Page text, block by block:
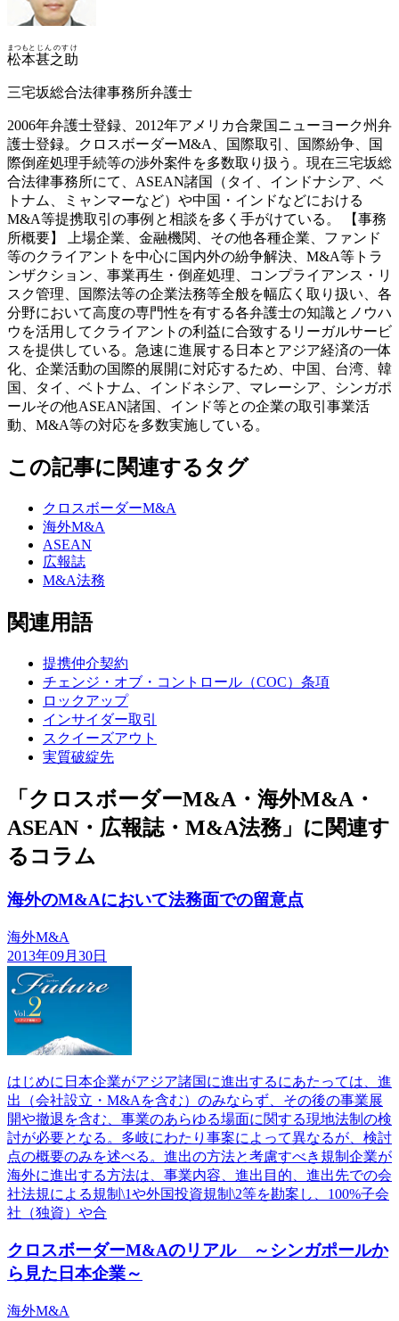
松本
まつもと
甚之助
じんのすけ
三宅坂総合法律事務所弁護士
2006年弁護士登録、2012年アメリカ合衆国ニューヨーク州弁
護士登録。クロスボーダーM&A、国際取引、国際紛争、国
際倒産処理手続等の渉外案件を多数取り扱う。現在三宅坂総
合法律事務所にて、ASEAN諸国（タイ、インドナシア、ベ
トナム、ミャンマーなど）や中国・インドなどにおける
M&A等提携取引の事例と相談を多く手がけている。 【事務
所概要】 上場企業、金融機関、その他各種企業、ファンド
等のクライアントを中心に国内外の紛争解決、M&A等トラ
ンザクション、事業再生・倒産処理、コンプライアンス・リ
スク管理、国際法等の企業法務等全般を幅広く取り扱い、各
分野において高度の専門性を有する各弁護士の知識とノウハ
ウを活用してクライアントの利益に合致するリーガルサービ
スを提供している。急速に進展する日本とアジア経済の一体
化、企業活動の国際的展開に対応するため、中国、台湾、韓
国、タイ、ベトナム、インドネシア、マレーシア、シンガポ
ールその他ASEAN諸国、インド等との企業の取引事業活
動、M&A等の対応を多数実施している。
この記事に関連するタグ
クロスボーダーM&A
海外M&A
ASEAN
広報誌
M&A法務
関連用語
提携仲介契約
チェンジ・オブ・コントロール（COC）条項
ロックアップ
インサイダー取引
スクイーズアウト
実質破綻先
「クロスボーダーM&A・海外M&A・
ASEAN・広報誌・M&A法務」に関連す
るコラム
海外のM&Aにおいて法務面での留意点
海外M&A
2013年09月30日
はじめに日本企業がアジア諸国に進出するにあたっては、進
出（会社設立・M&Aを含む）のみならず、その後の事業展
開や撤退を含む、事業のあらゆる場面に関する現地法制の検
討が必要となる。多岐にわたり事案によって異なるが、検討
点の概要のみを述べる。進出の方法と考慮すべき規制企業が
海外に進出する方法は、事業内容、進出目的、進出先での会
社法規による規制\1や外国投資規制\2等を勘案し、100%子会
社（独資）や合
クロスボーダーM&Aのリアル ～シンガポールか
ら見た日本企業～
海外M&A